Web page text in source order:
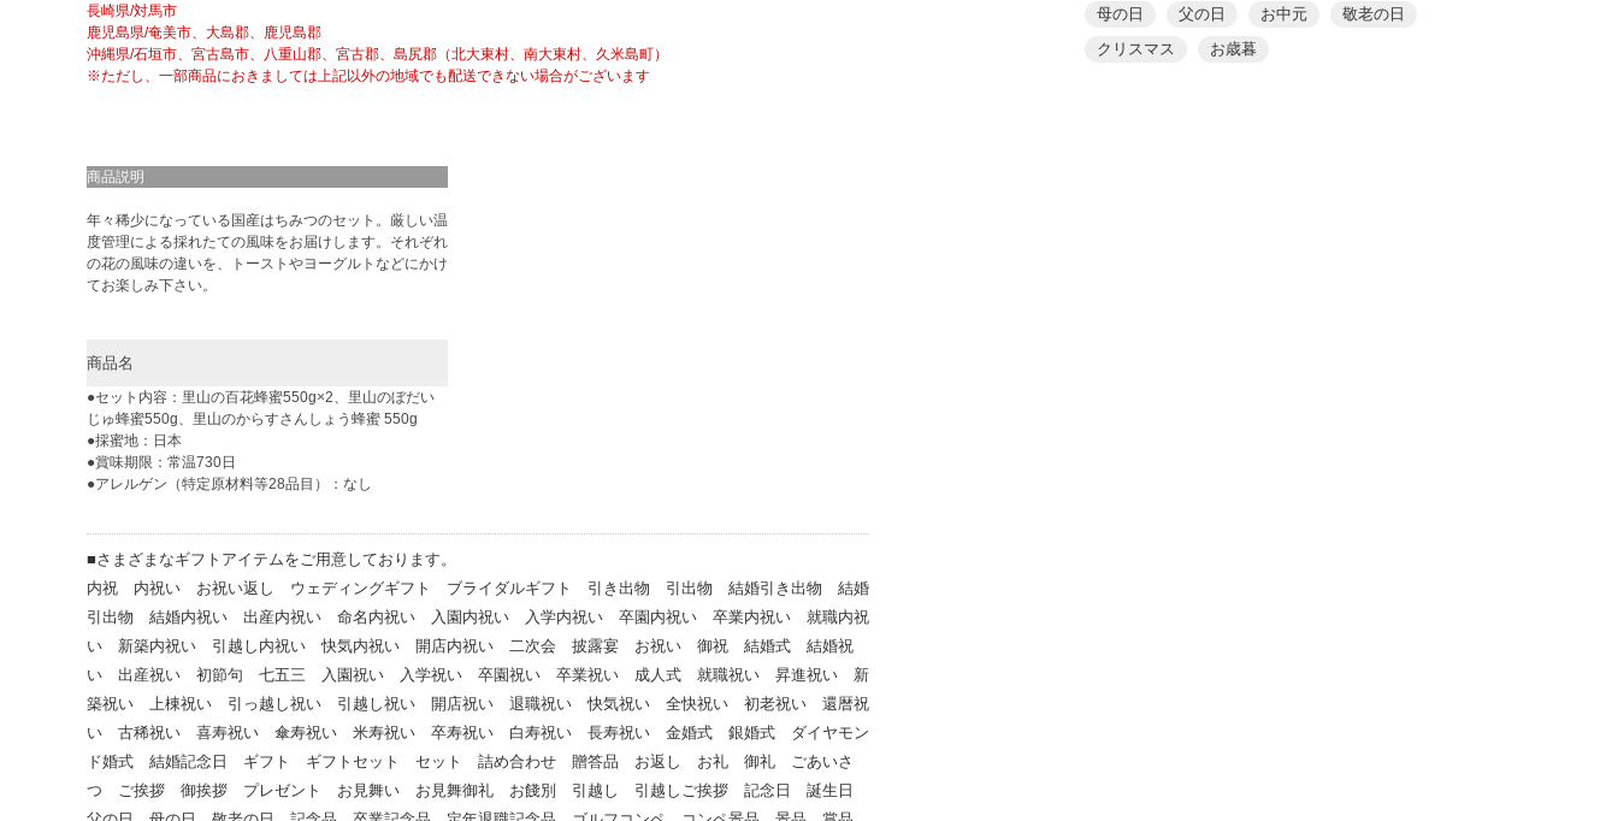
長崎県/対馬市
鹿児島県/奄美市、大島郡、鹿児島郡
沖縄県/石垣市、宮古島市、八重山郡、宮古郡、島尻郡（北大東村、南大東村、久米島町）
※ただし、一部商品におきましては上記以外の地域でも配送できない場合がございます
商品説明
年々稀少になっている国産はちみつのセット。厳しい温
度管理による採れたての風味をお届けします。それぞれ
の花の風味の違いを、トーストやヨーグルトなどにかけ
てお楽しみ下さい。
商品名
●セット内容：里山の百花蜂蜜550g×2、里山のぼだい
じゅ蜂蜜550g、里山のからすさんしょう蜂蜜 550g
●採蜜地：日本
●賞味期限：常温730日
●アレルゲン（特定原材料等28品目）：なし
■さまざまなギフトアイテムをご用意しております。
内祝 内祝い お祝い返し ウェディングギフト ブライダルギフト 引き出物 引出物 結婚引き出物 結婚
引出物 結婚内祝い 出産内祝い 命名内祝い 入園内祝い 入学内祝い 卒園内祝い 卒業内祝い 就職内祝
い 新築内祝い 引越し内祝い 快気内祝い 開店内祝い 二次会 披露宴 お祝い 御祝 結婚式 結婚祝
い 出産祝い 初節句 七五三 入園祝い 入学祝い 卒園祝い 卒業祝い 成人式 就職祝い 昇進祝い 新
築祝い 上棟祝い 引っ越し祝い 引越し祝い 開店祝い 退職祝い 快気祝い 全快祝い 初老祝い 還暦祝
い 古稀祝い 喜寿祝い 傘寿祝い 米寿祝い 卒寿祝い 白寿祝い 長寿祝い 金婚式 銀婚式 ダイヤモン
ド婚式 結婚記念日 ギフト ギフトセット セット 詰め合わせ 贈答品 お返し お礼 御礼 ごあいさ
つ ご挨拶 御挨拶 プレゼント お見舞い お見舞御礼 お餞別 引越し 引越しご挨拶 記念日 誕生日
母の日
父の日 お中元
敬老の日
クリスマス
お歳暮